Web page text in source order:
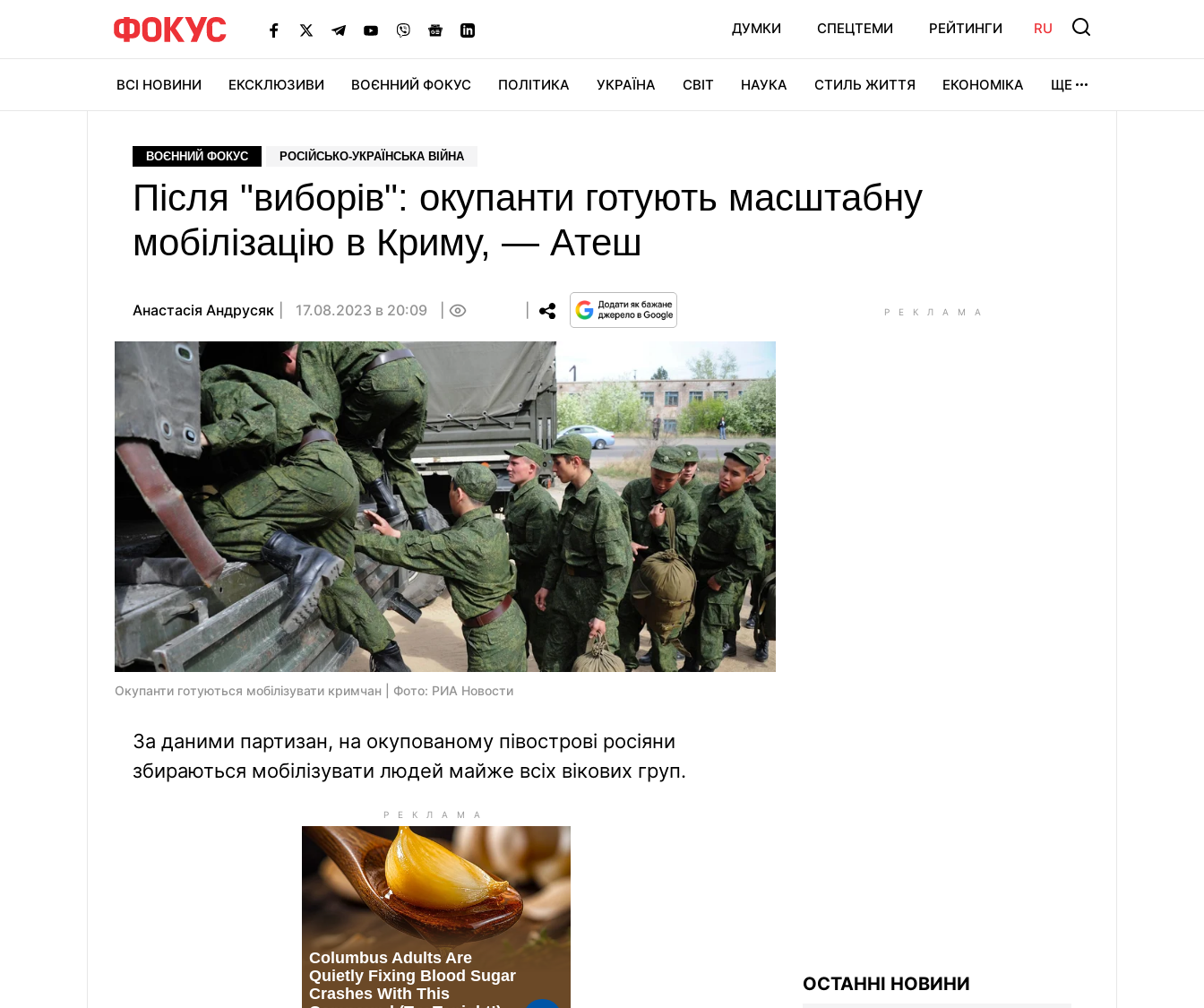
ДУМКИ СПЕЦТЕМИ РЕЙТИНГИ RU
ВСІ НОВИНИ ЕКСКЛЮЗИВИ ВОЄННИЙ ФОКУС ПОЛІТИКА УКРАЇНА СВІТ НАУКА СТИЛЬ ЖИТТЯ ЕКОНОМІКА ЩЕ
ВОЄННИЙ ФОКУС РОСІЙСЬКО-УКРАЇНСЬКА ВІЙНА
Після "виборів": окупанти готують масштабну
мобілізацію в Криму, — Атеш
Анастасiя Андрусяк 17.08.2023 в 20:09
Окупанти готуються мобілізувати кримчан | Фото: РИА Новости
За даними партизан, на окупованому півострові росіяни
збираються мобілізувати людей майже всіх вікових груп.
ОСТАННІ НОВИНИ